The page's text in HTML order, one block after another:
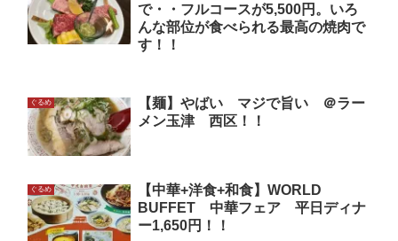
で・・フルコースが5,500円。いろ
んな部位が食べられる最高の焼肉で
す！！
ぐるめ
【麺】やばい マジで旨い ＠ラー
メン玉津 西区！！
ぐるめ
【中華+洋食+和食】WORLD
BUFFET 中華フェア 平日ディナ
ー1,650円！！